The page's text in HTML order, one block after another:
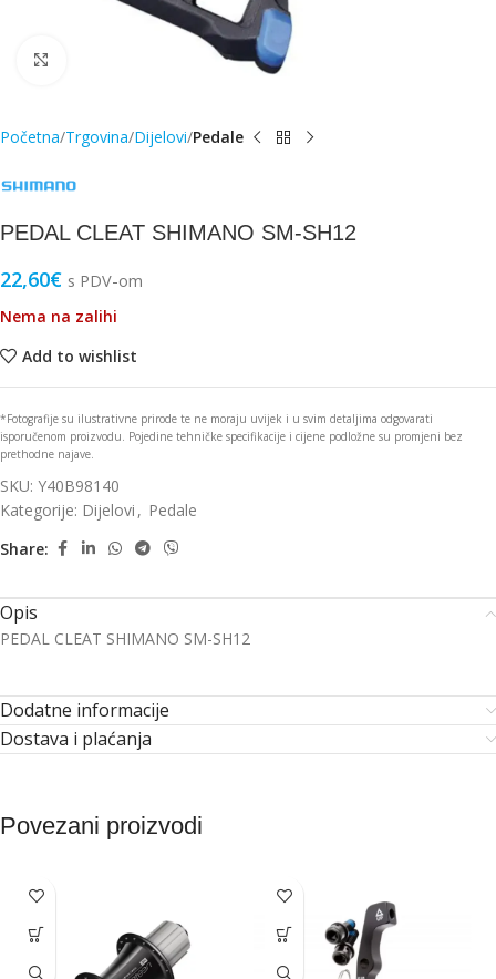
Početna Trgovina Dijelovi Pedale
PEDAL CLEAT SHIMANO SM-SH12
22,60€ s PDV-om
Nema na zalihi
Add to wishlist
*Fotografije su ilustrativne prirode te ne moraju uvijek i u svim detaljima odgovarati
isporučenom proizvodu. Pojedine tehničke specifikacije i cijene podložne su promjeni bez
prethodne najave.
SKU: Y40B98140
Kategorije: Dijelovi , Pedale
Share:
Opis
PEDAL CLEAT SHIMANO SM-SH12
Dodatne informacije
Dostava i plaćanja
Povezani proizvodi